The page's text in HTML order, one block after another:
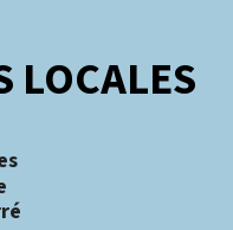
LOCALES